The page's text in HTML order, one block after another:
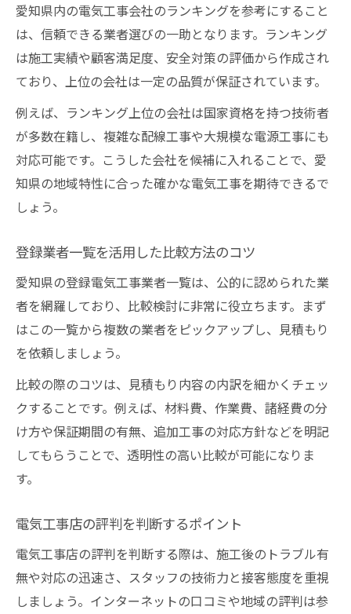
1人工や日当の相場感を知る具体的な方法
登録業者一覧を活用した価格比較の仕方
見積もり時に注意したい追加料金の落とし
愛知県で損しない電気工事依頼のコツ
電気工事の見積もりで損しないための交渉
術
アフターサービスまで確認する工事依頼の
流れ
会社ランキングの最新情報の活用ポイント
登録業者選びで後悔しない秘訣を伝授
電気工事登録業者一覧の見方と注意点
会社ランキングを参考にするメリット
評判の良い電気工事店選びの実践ポイント
見積もり内容が明確な業者の選定基準
資格や実績を重視した業者選びのコツ
愛知県内の電気工事会社のランキングを参考にすること
は、信頼できる業者選びの一助となります。ランキング
は施工実績や顧客満足度、安全対策の評価から作成され
ており、上位の会社は一定の品質が保証されています。
例えば、ランキング上位の会社は国家資格を持つ技術者
が多数在籍し、複雑な配線工事や大規模な電源工事にも
対応可能です。こうした会社を候補に入れることで、愛
知県の地域特性に合った確かな電気工事を期待できるで
しょう。
登録業者一覧を活用した比較方法のコツ
愛知県の登録電気工事業者一覧は、公的に認められた業
者を網羅しており、比較検討に非常に役立ちます。まず
はこの一覧から複数の業者をピックアップし、見積もり
を依頼しましょう。
比較の際のコツは、見積もり内容の内訳を細かくチェッ
クすることです。例えば、材料費、作業費、諸経費の分
け方や保証期間の有無、追加工事の対応方針などを明記
してもらうことで、透明性の高い比較が可能になりま
す。
電気工事店の評判を判断するポイント
電気工事店の評判を判断する際は、施工後のトラブル有
無や対応の迅速さ、スタッフの技術力と接客態度を重視
しましょう。インターネットの口コミや地域の評判は参